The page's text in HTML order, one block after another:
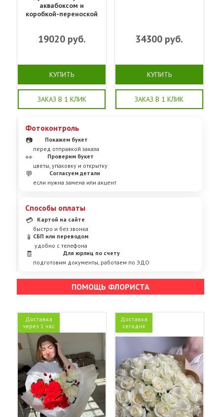
аквабоксом и
коробкой-переноской
19020руб.
КУПИТЬ
ЗАКАЗ В 1 КЛИК
34300 руб.
КУПИТЬ
ЗАКАЗ В 1 КЛИК
Фотоконтроль
📷
Покажем букет
перед отправкой заказа
👀
Проверим букет
цветы, упаковку и открытку
💬
Согласуем детали
если нужна замена или акцент
Способы оплаты
💳
Картой на сайте
быстро и без звонка
📱 СБП или переводом
удобно с телефона
🧾
Для юрлиц по счету
подготовим документы, работаем по ЭДО
ПОМОЩЬ ФЛОРИСТА
Доставка
через 1 час
Доставка
сегодня